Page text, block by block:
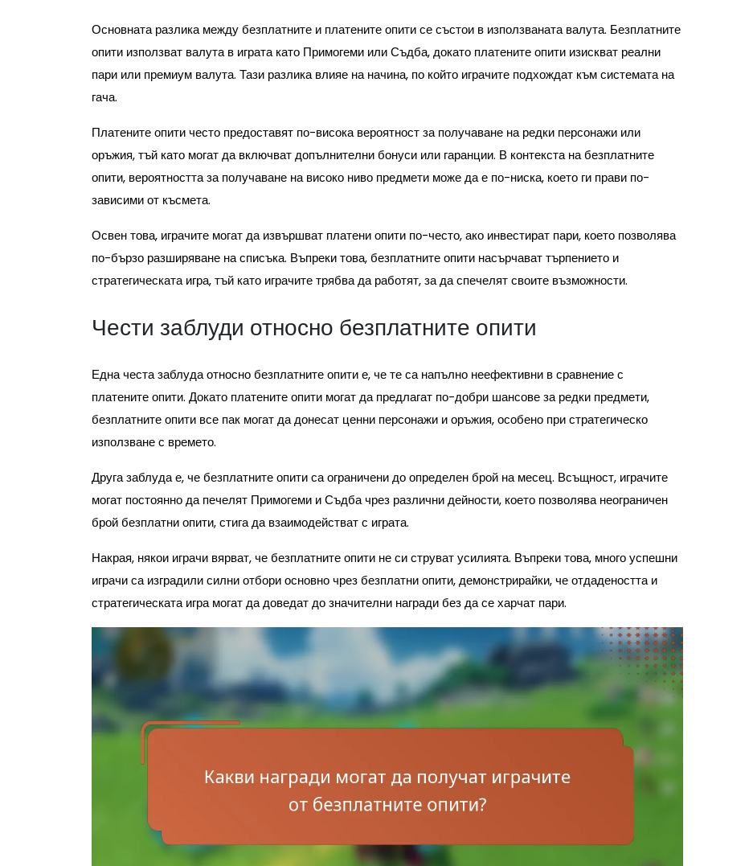
Основната разлика между безплатните и платените опити се състои в използваната валута. Безплатните
опити използват валута в играта като Примогеми или Съдба, докато платените опити изискват реални
пари или премиум валута. Тази разлика влияе на начина, по който играчите подхождат към системата на
гача.
Платените опити често предоставят по-висока вероятност за получаване на редки персонажи или
оръжия, тъй като могат да включват допълнителни бонуси или гаранции. В контекста на безплатните
опити, вероятността за получаване на високо ниво предмети може да е по-ниска, което ги прави по-
зависими от късмета.
Освен това, играчите могат да извършват платени опити по-често, ако инвестират пари, което позволява
по-бързо разширяване на списъка. Въпреки това, безплатните опити насърчават търпението и
стратегическата игра, тъй като играчите трябва да работят, за да спечелят своите възможности.
Чести заблуди относно безплатните опити
Една честа заблуда относно безплатните опити е, че те са напълно неефективни в сравнение с
платените опити. Докато платените опити могат да предлагат по-добри шансове за редки предмети,
безплатните опити все пак могат да донесат ценни персонажи и оръжия, особено при стратегическо
използване с времето.
Друга заблуда е, че безплатните опити са ограничени до определен брой на месец. Всъщност, играчите
могат постоянно да печелят Примогеми и Съдба чрез различни дейности, което позволява неограничен
брой безплатни опити, стига да взаимодействат с играта.
Накрая, някои играчи вярват, че безплатните опити не си струват усилията. Въпреки това, много успешни
играчи са изградили силни отбори основно чрез безплатни опити, демонстрирайки, че отдадеността и
стратегическата игра могат да доведат до значителни награди без да се харчат пари.